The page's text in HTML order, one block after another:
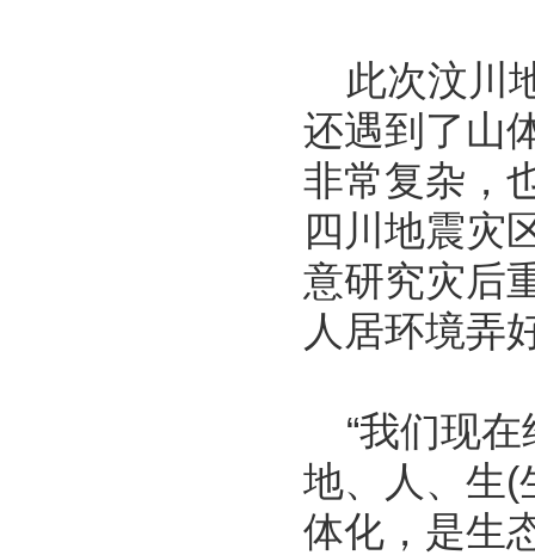
此次汶川
还遇到了山
非常复杂，
四川地震灾
意研究灾后
人居环境弄
“我们现在
地、人、生(
体化，是生